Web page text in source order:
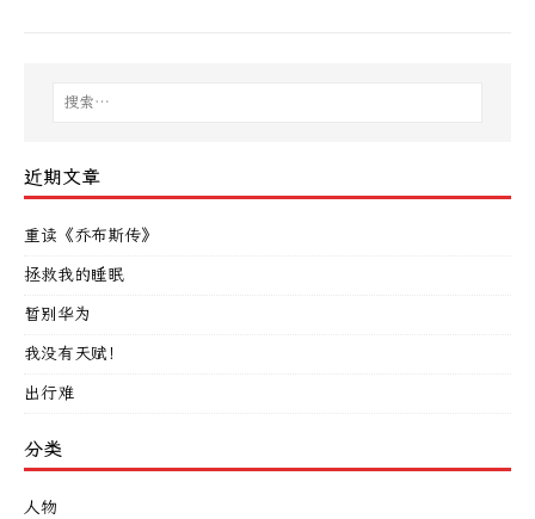
近期文章
重读《乔布斯传》
拯救我的睡眠
暂别华为
我没有天赋！
出行难
分类
人物